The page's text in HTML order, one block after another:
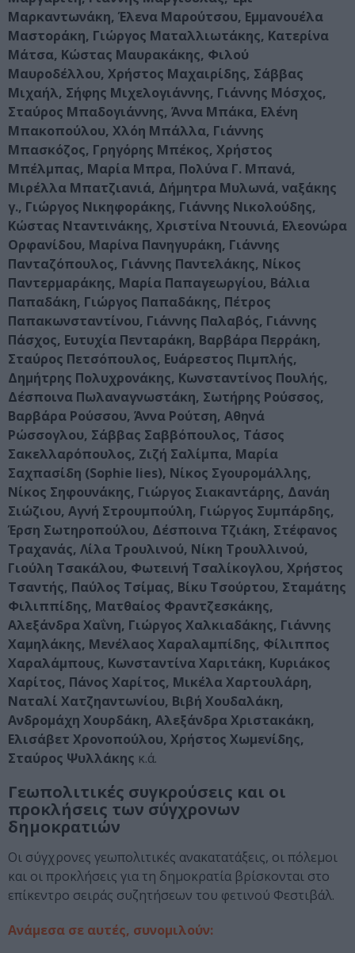
Μαρκαντωνάκη, Έλενα Μαρούτσου, Εμμανουέλα
Μαστοράκη, Γιώργος Ματαλλιωτάκης, Κατερίνα
Μάτσα, Κώστας Μαυρακάκης, Φιλού
Μαυροδέλλου, Χρήστος Μαχαιρίδης, Σάββας
Μιχαήλ, Σήφης Μιχελογιάννης, Γιάννης Μόσχος,
Σταύρος Μπαδογιάννης, Άννα Μπάκα, Ελένη
Μπακοπούλου, Χλόη Μπάλλα, Γιάννης
Μπασκόζος, Γρηγόρης Μπέκος, Χρήστος
Μπέλμπας, Μαρία Μπρα, Πολύνα Γ. Μπανά,
Μιρέλλα Μπατζιανιά, Δήμητρα Μυλωνά, ναξάκης
γ., Γιώργος Νικηφοράκης, Γιάννης Νικολούδης,
Κώστας Νταντινάκης, Χριστίνα Ντουνιά, Ελεονώρα
Ορφανίδου, Μαρίνα Πανηγυράκη, Γιάννης
Πανταζόπουλος, Γιάννης Παντελάκης, Νίκος
Παντερμαράκης, Μαρία Παπαγεωργίου, Βάλια
Παπαδάκη, Γιώργος Παπαδάκης, Πέτρος
Παπακωνσταντίνου, Γιάννης Παλαβός, Γιάννης
Πάσχος, Ευτυχία Πενταράκη, Βαρβάρα Περράκη,
Σταύρος Πετσόπουλος, Ευάρεστος Πιμπλής,
Δημήτρης Πολυχρονάκης, Κωνσταντίνος Πουλής,
Δέσποινα Πωλαναγνωστάκη, Σωτήρης Ρούσσος,
Βαρβάρα Ρούσσου, Άννα Ρούτση, Αθηνά
Ρώσσογλου, Σάββας Σαββόπουλος, Τάσος
Σακελλαρόπουλος, Ζιζή Σαλίμπα, Μαρία
Σαχπασίδη (Sophie lies), Νίκος Σγουρομάλλης,
Νίκος Σηφουνάκης, Γιώργος Σιακαντάρης, Δανάη
Σιώζιου, Αγνή Στρουμπούλη, Γιώργος Συμπάρδης,
Έρση Σωτηροπούλου, Δέσποινα Τζιάκη, Στέφανος
Τραχανάς, Λίλα Τρουλινού, Νίκη Τρουλλινού,
Γιούλη Τσακάλου, Φωτεινή Τσαλίκογλου, Χρήστος
Τσαντής, Παύλος Τσίμας, Βίκυ Τσούρτου, Σταμάτης
Φιλιππίδης, Ματθαίος Φραντζεσκάκης,
Αλεξάνδρα Χαΐνη, Γιώργος Χαλκιαδάκης, Γιάννης
Χαμηλάκης, Μενέλαος Χαραλαμπίδης, Φίλιππος
Χαραλάμπους, Κωνσταντίνα Χαριτάκη, Κυριάκος
Χαρίτος, Πάνος Χαρίτος, Μικέλα Χαρτουλάρη,
Ναταλί Χατζηαντωνίου, Βιβή Χουδαλάκη,
Ανδρομάχη Χουρδάκη, Αλεξάνδρα Χριστακάκη,
Ελισάβετ Χρονοπούλου, Χρήστος Χωμενίδης,
Σταύρος Ψυλλάκης κ.ά.
Γεωπολιτικές συγκρούσεις και οι
προκλήσεις των σύγχρονων
δημοκρατιών
Οι σύγχρονες γεωπολιτικές ανακατατάξεις, οι πόλεμοι
και οι προκλήσεις για τη δημοκρατία βρίσκονται στο
επίκεντρο σειράς συζητήσεων του φετινού Φεστιβάλ.
Ανάμεσα σε αυτές, συνομιλούν: